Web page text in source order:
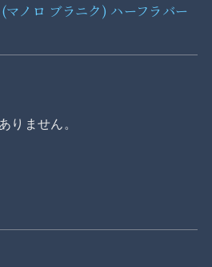
ノロ ブラニク) ハーフラバー
りません。